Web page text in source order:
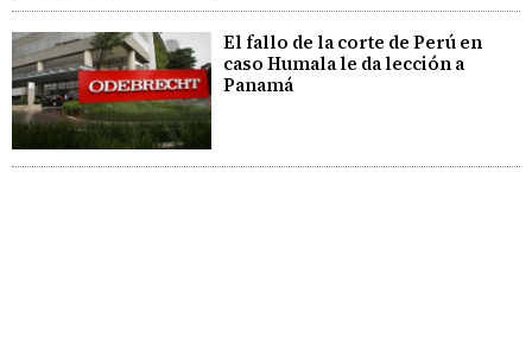
El fallo de la corte de Perú en
caso Humala le da lección a
Panamá